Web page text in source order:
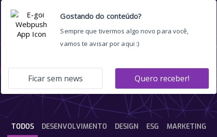
tudo sobre LGPD
DESENVOLVIMENTO DESIGN ESG MARKETING
TODOS